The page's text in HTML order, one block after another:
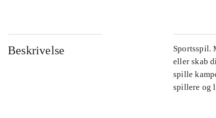
Beskrivelse
Sportsspil.
eller skab
spille
spillere og